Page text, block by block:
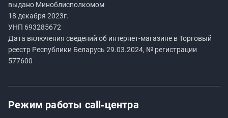
выдано Миноблисполкомом
18 декабря 2023г.
УНП 693285672
Дата включения сведений об интернет-магазине в Торговый
реестр Республики Беларусь 29.03.2024, № регистрации
577600
Режим работы call‑центра